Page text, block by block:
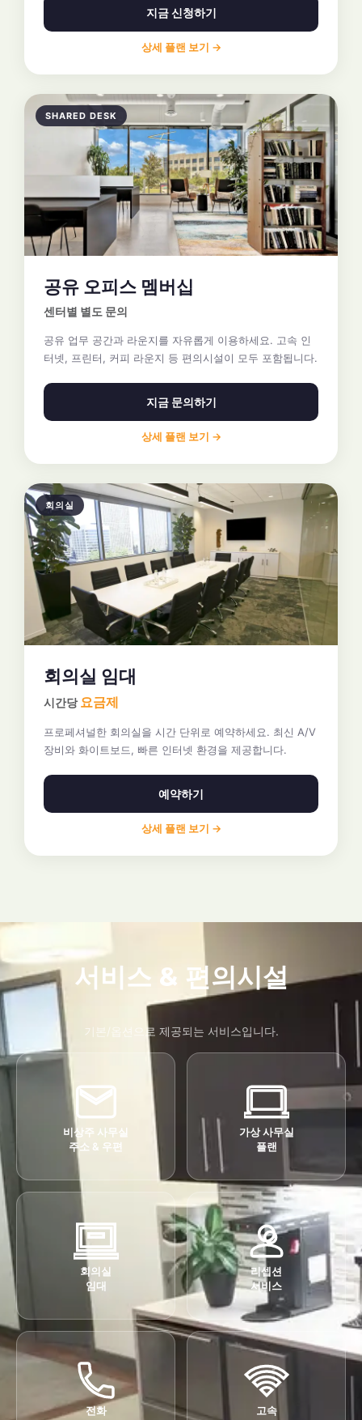
지금 신청하기
상세 플랜 보기 →
SHARED DESK
공유 오피스 멤버십
센터별 별도 문의
공유 업무 공간과 라운지를 자유롭게 이용하세요. 고속 인
터넷, 프린터, 커피 라운지 등 편의시설이 모두 포함됩니다.
지금 문의하기
상세 플랜 보기 →
회의실
회의실 임대
시간당요금제
프로페셔널한 회의실을 시간 단위로 예약하세요. 최신 A/V
장비와 화이트보드, 빠른 인터넷 환경을 제공합니다.
예약하기
상세 플랜 보기 →
서비스 & 편의시설
기본/옵션으로 제공되는 서비스입니다.
비상주 사무실
주소 & 우편
가상 사무실
플랜
회의실
임대
리셉션
서비스
전화
고속